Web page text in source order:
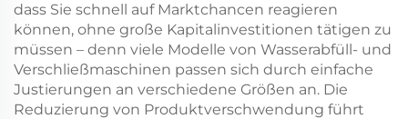
dass Sie schnell auf Marktchancen reagieren
können, ohne große Kapitalinvestitionen tätigen zu
müssen – denn viele Modelle von Wasserabfüll- und
Verschließmaschinen passen sich durch einfache
Justierungen an verschiedene Größen an. Die
Reduzierung von Produktverschwendung führt